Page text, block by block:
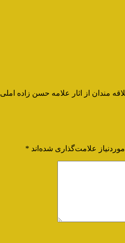
مندان از اثار علامه حسن زاده املی
علامت‌گذاری شده‌اند *